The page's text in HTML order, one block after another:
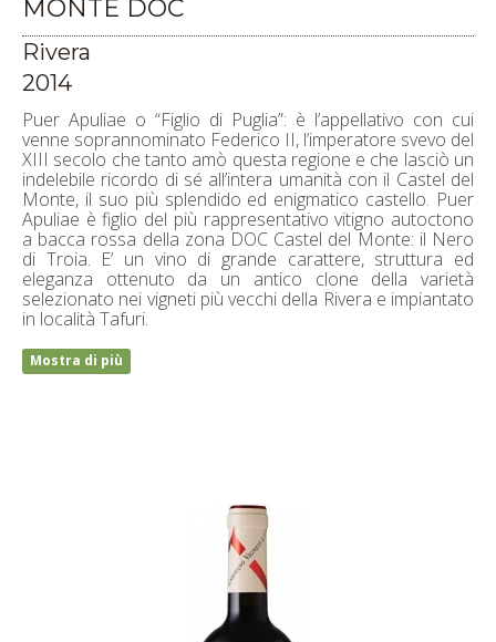
MONTE DOC
Rivera
2014
Puer Apuliae o “Figlio di Puglia”: è l’appellativo con cui
venne soprannominato Federico II, l’imperatore svevo del
XIII secolo che tanto amò questa regione e che lasciò un
indelebile ricordo di sé all’intera umanità con il Castel del
Monte, il suo più splendido ed enigmatico castello. Puer
Apuliae è figlio del più rappresentativo vitigno autoctono
a bacca rossa della zona DOC Castel del Monte: il Nero
di Troia. E’ un vino di grande carattere, struttura ed
eleganza ottenuto da un antico clone della varietà
selezionato nei vigneti più vecchi della Rivera e impiantato
in località Tafuri.
Mostra di più